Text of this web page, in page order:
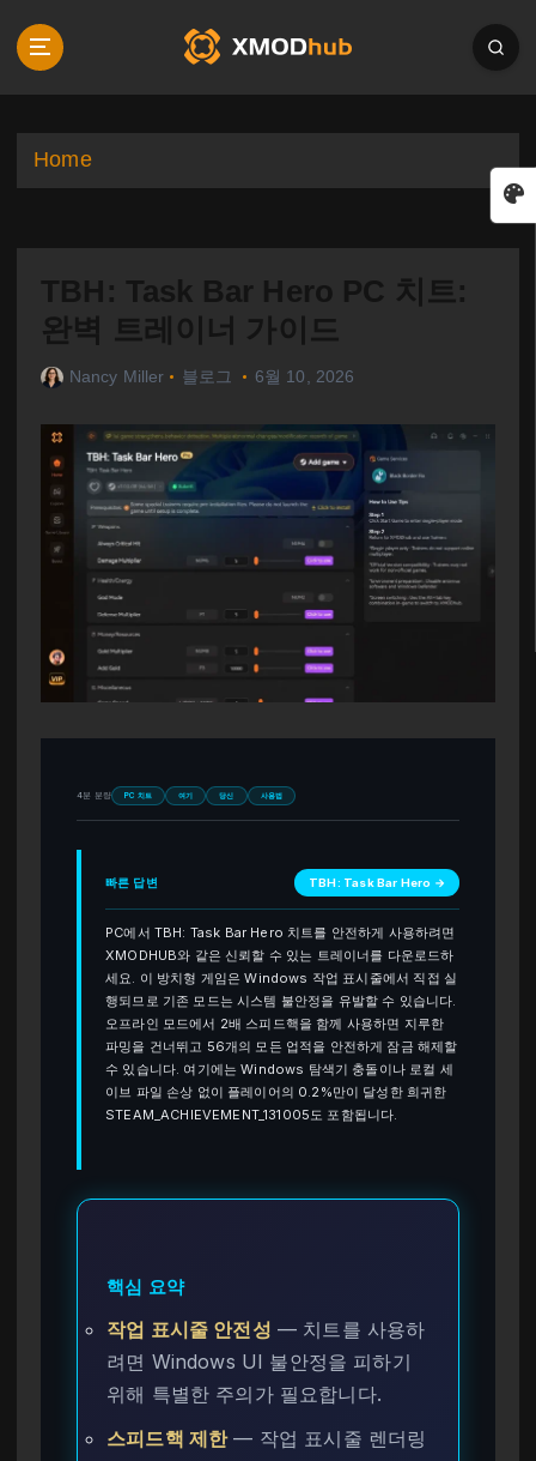
p
Home
TBH: Task Bar Hero PC 치트:
완벽 트레이너 가이드
Nancy Miller 블로그 6월 10, 2026
4분 분량 PC 치트 여기 당신 사용법
빠른 답변 TBH: Task Bar Hero →
PC에서 TBH: Task Bar Hero 치트를 안전하게 사용하려면
XMODHUB와 같은 신뢰할 수 있는 트레이너를 다운로드하
세요. 이 방치형 게임은 Windows 작업 표시줄에서 직접 실
행되므로 기존 모드는 시스템 불안정을 유발할 수 있습니다.
오프라인 모드에서 2배 스피드핵을 함께 사용하면 지루한
파밍을 건너뛰고 56개의 모든 업적을 안전하게 잠금 해제할
수 있습니다. 여기에는 Windows 탐색기 충돌이나 로컬 세
이브 파일 손상 없이 플레이어의 0.2%만이 달성한 희귀한
STEAM_ACHIEVEMENT_131005도 포함됩니다.
핵심 요약
작업 표시줄 안전성 — 치트를 사용하
려면 Windows UI 불안정을 피하기
위해 특별한 주의가 필요합니다.
스피드핵 제한— 작업 표시줄 렌더링